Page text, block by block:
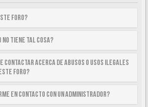
foro?
no tiene tal cosa?
contactar acerca de abusos o usos ilegales
foro?
en contacto con un Administrador?